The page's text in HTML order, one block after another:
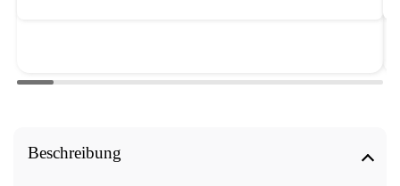
Beschreibung